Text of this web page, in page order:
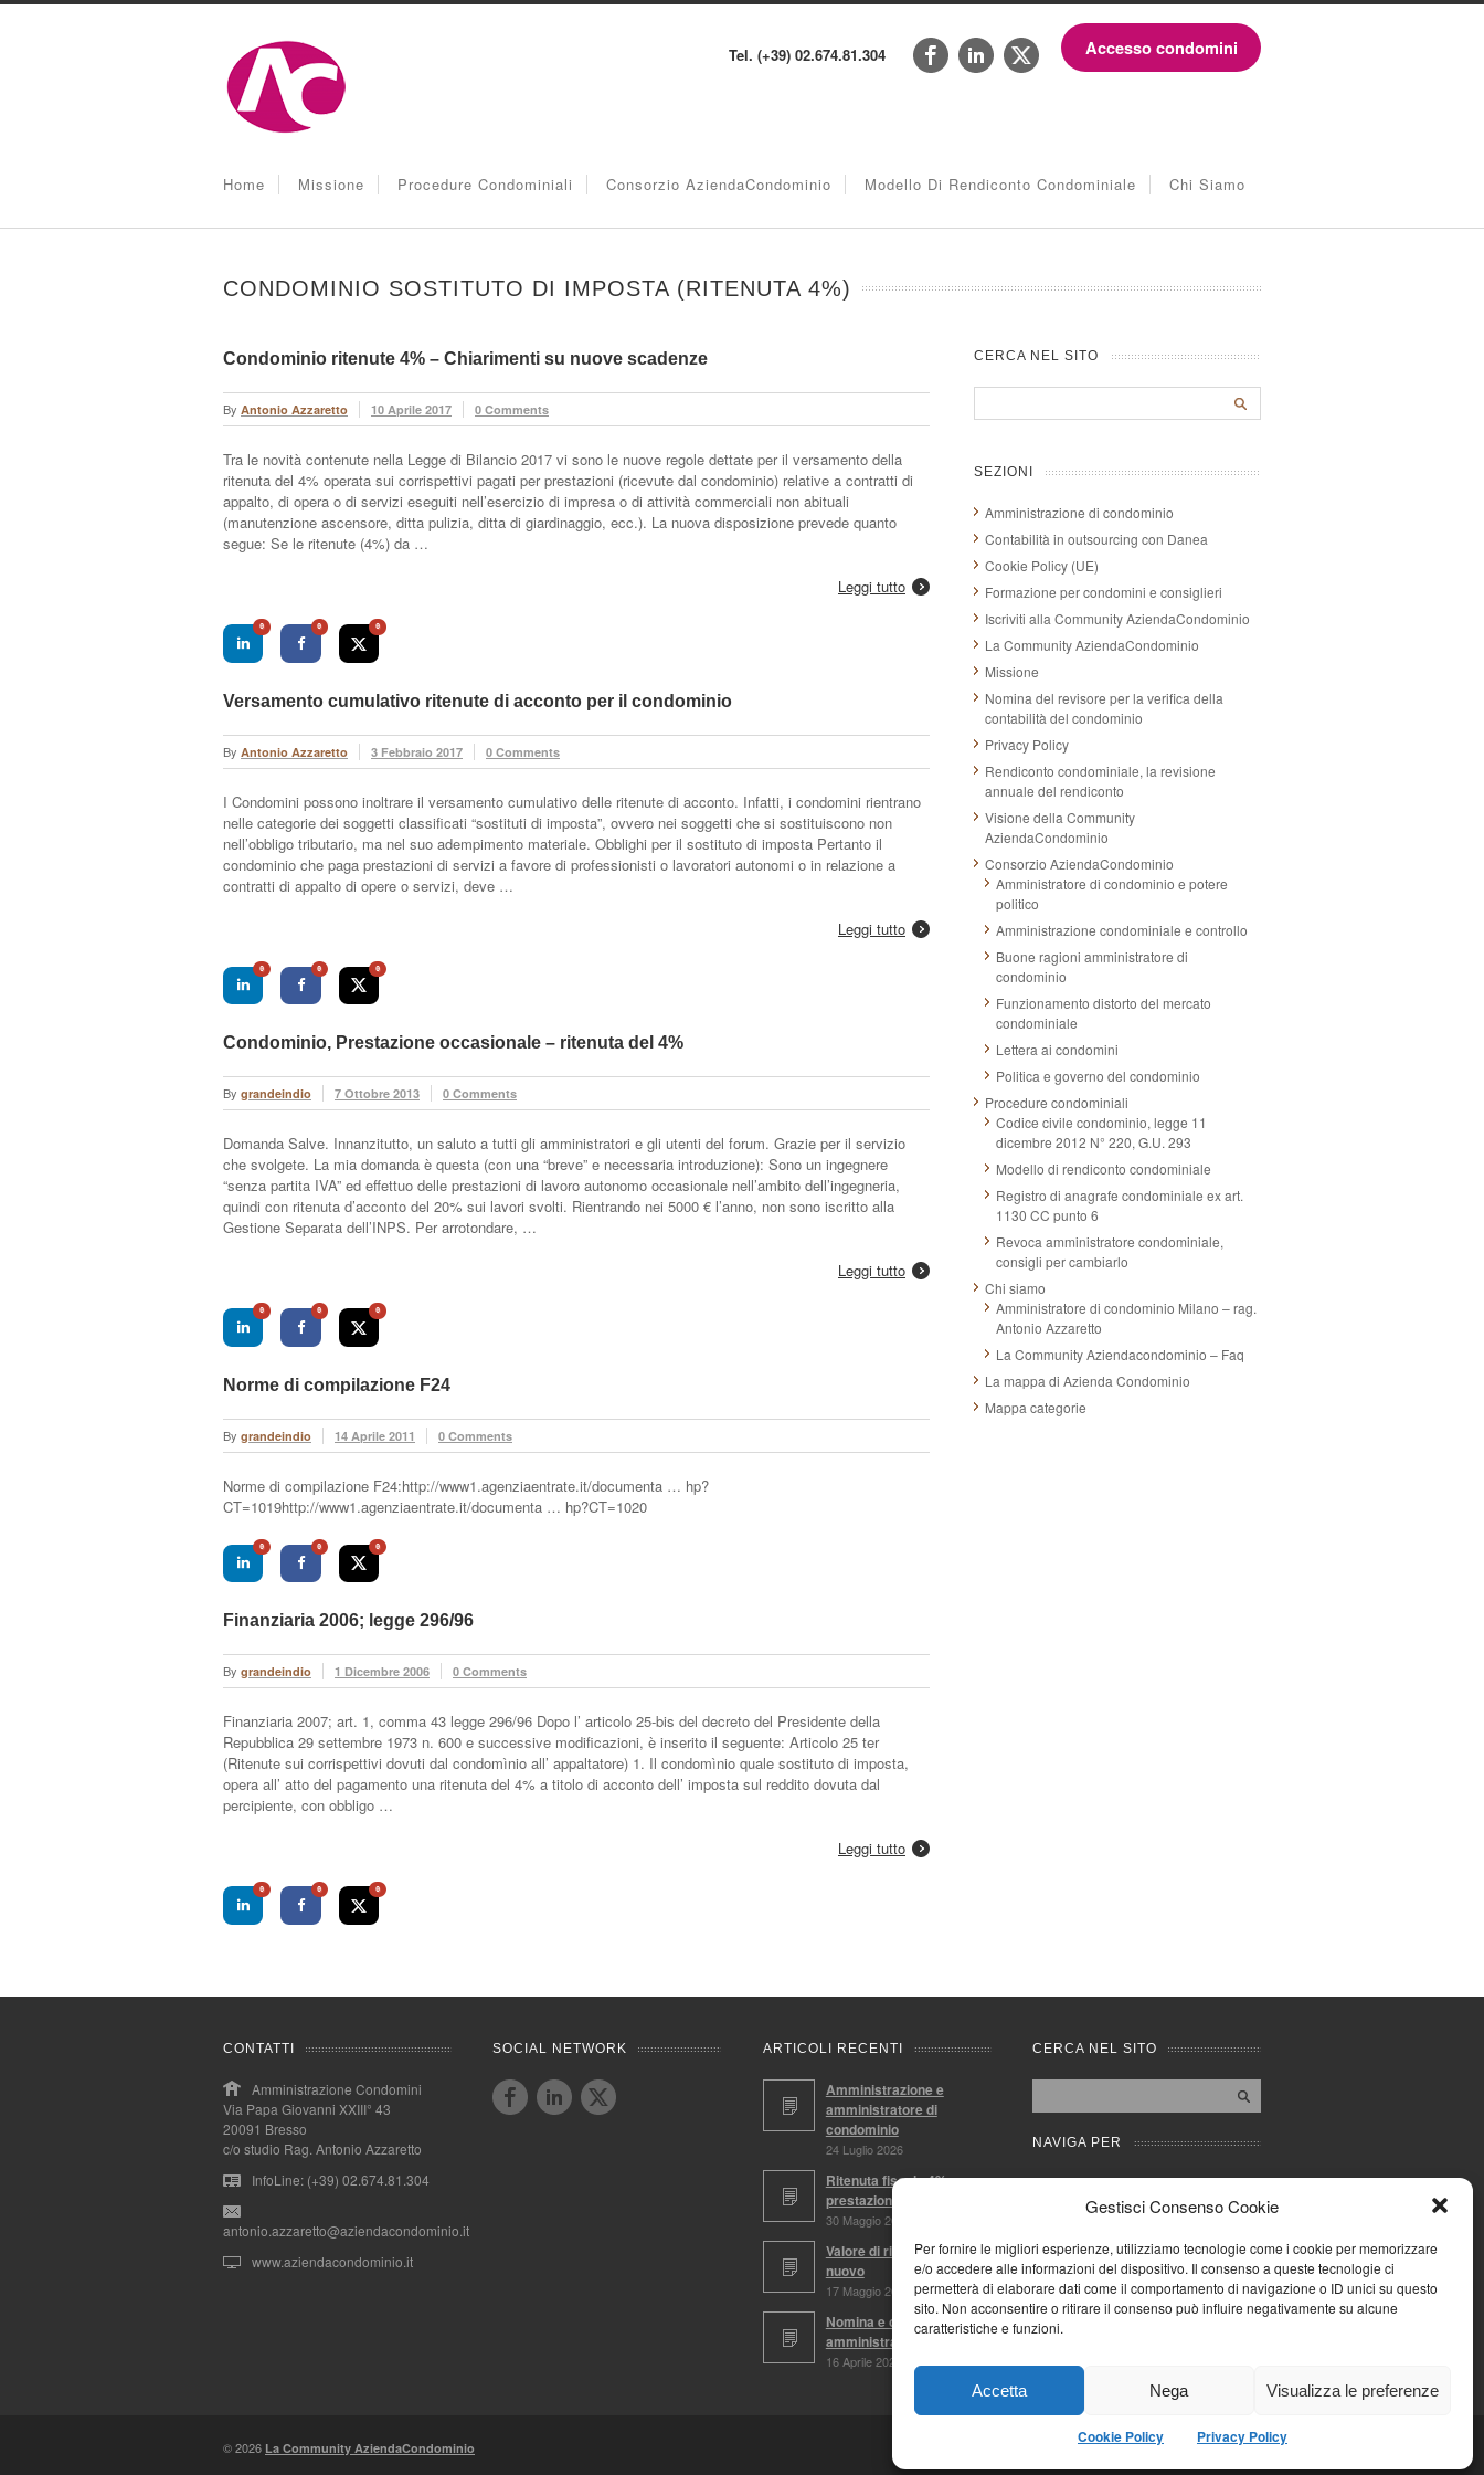
Gestisci Consenso Cookie
Per fornire le migliori esperienze, utilizziamo tecnologie come i cookie per memorizzare
e/o accedere alle informazioni del dispositivo. Il consenso a queste tecnologie ci
permetterà di elaborare dati come il comportamento di navigazione o ID unici su questo
sito. Non acconsentire o ritirare il consenso può influire negativamente su alcune
caratteristiche e funzioni.
Accetta Nega Visualizza le preferenze
Cookie Policy Privacy Policy
Tel. (+39) 02.674.81.304 Accesso condomini
Home Missione Procedure Condominiali Consorzio AziendaCondominio Modello Di Rendiconto Condominiale Chi Siamo
CONDOMINIO SOSTITUTO DI IMPOSTA (RITENUTA 4%)
Condominio ritenute 4% – Chiarimenti su nuove scadenze
By Antonio Azzaretto 10 Aprile 2017 0 Comments
Tra le novità contenute nella Legge di Bilancio 2017 vi sono le nuove regole dettate per il versamento della
ritenuta del 4% operata sui corrispettivi pagati per prestazioni (ricevute dal condominio) relative a contratti di
appalto, di opera o di servizi eseguiti nell’esercizio di impresa o di attività commerciali non abituali
(manutenzione ascensore, ditta pulizia, ditta di giardinaggio, ecc.). La nuova disposizione prevede quanto
segue: Se le ritenute (4%) da …
Leggi tutto
0 0 0
Versamento cumulativo ritenute di acconto per il condominio
By Antonio Azzaretto 3 Febbraio 2017 0 Comments
I Condomini possono inoltrare il versamento cumulativo delle ritenute di acconto. Infatti, i condomini rientrano
nelle categorie dei soggetti classificati “sostituti di imposta”, ovvero nei soggetti che si sostituiscono non
nell’obbligo tributario, ma nel suo adempimento materiale. Obblighi per il sostituto di imposta Pertanto il
condominio che paga prestazioni di servizi a favore di professionisti o lavoratori autonomi o in relazione a
contratti di appalto di opere o servizi, deve …
Leggi tutto
0 0 0
Condominio, Prestazione occasionale – ritenuta del 4%
By grandeindio 7 Ottobre 2013 0 Comments
Domanda Salve. Innanzitutto, un saluto a tutti gli amministratori e gli utenti del forum. Grazie per il servizio
che svolgete. La mia domanda è questa (con una “breve” e necessaria introduzione): Sono un ingegnere
“senza partita IVA” ed effettuo delle prestazioni di lavoro autonomo occasionale nell’ambito dell’ingegneria,
quindi con ritenuta d’acconto del 20% sui lavori svolti. Rientrando nei 5000 € l’anno, non sono iscritto alla
Gestione Separata dell’INPS. Per arrotondare, …
Leggi tutto
0 0 0
Norme di compilazione F24
By grandeindio 14 Aprile 2011 0 Comments
Norme di compilazione F24:http://www1.agenziaentrate.it/documenta … hp?
CT=1019http://www1.agenziaentrate.it/documenta … hp?CT=1020
0 0 0
Finanziaria 2006; legge 296/96
By grandeindio 1 Dicembre 2006 0 Comments
Finanziaria 2007; art. 1, comma 43 legge 296/96 Dopo l’ articolo 25-bis del decreto del Presidente della
Repubblica 29 settembre 1973 n. 600 e successive modificazioni, è inserito il seguente: Articolo 25 ter
(Ritenute sui corrispettivi dovuti dal condomìnio all’ appaltatore) 1. Il condomìnio quale sostituto di imposta,
opera all’ atto del pagamento una ritenuta del 4% a titolo di acconto dell’ imposta sul reddito dovuta dal
percipiente, con obbligo …
Leggi tutto
0 0 0
CERCA NEL SITO
SEZIONI
Amministrazione di condominio
Contabilità in outsourcing con Danea
Cookie Policy (UE)
Formazione per condomini e consiglieri
Iscriviti alla Community AziendaCondominio
La Community AziendaCondominio
Missione
Nomina del revisore per la verifica della
contabilità del condominio
Privacy Policy
Rendiconto condominiale, la revisione
annuale del rendiconto
Visione della Community
AziendaCondominio
Consorzio AziendaCondominio
Amministratore di condominio e potere
politico
Amministrazione condominiale e controllo
Buone ragioni amministratore di
condominio
Funzionamento distorto del mercato
condominiale
Lettera ai condomini
Politica e governo del condominio
Procedure condominiali
Codice civile condominio, legge 11
dicembre 2012 N° 220, G.U. 293
Modello di rendiconto condominiale
Registro di anagrafe condominiale ex art.
1130 CC punto 6
Revoca amministratore condominiale,
consigli per cambiarlo
Chi siamo
Amministratore di condominio Milano – rag.
Antonio Azzaretto
La Community Aziendacondominio – Faq
La mappa di Azienda Condominio
Mappa categorie
CONTATTI
Amministrazione Condomini
Via Papa Giovanni XXIII° 43
20091 Bresso
c/o studio Rag. Antonio Azzaretto
InfoLine: (+39) 02.674.81.304
antonio.azzaretto@aziendacondominio.it
www.aziendacondominio.it
SOCIAL NETWORK ARTICOLI RECENTI
Amministrazione e
amministratore di
condominio
24 Luglio 2026
Ritenuta fiscale 4%,
prestazioni soggette
30 Maggio 2026
Valore di ricostruzione a
nuovo
17 Maggio 2026
Nomina e conferma
amministratore
16 Aprile 2026
CERCA NEL SITO
NAVIGA PER
Mappa completa
Mappa categorie
Privacy Policy
Forum
Iscriviti alla Community
AziendaCondominio
© 2026 La Community AziendaCondominio